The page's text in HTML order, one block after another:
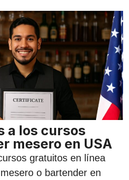
a los cursos
mesero en USA
gratuitos en línea
o bartender en